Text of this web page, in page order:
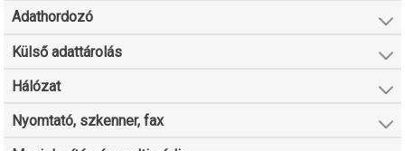
Adathordozó
Külső adattárolás
Hálózat
Nyomtató, szkenner, fax